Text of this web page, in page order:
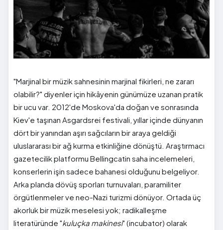
"Marjinal bir müzik sahnesinin marjinal fikirleri, ne zararı
olabilir?" diyenler için hikâyenin günümüze uzanan pratik
bir ucu var. 2012'de Moskova'da doğan ve sonrasında
Kiev'e taşınan Asgardsrei festivali, yıllar içinde dünyanın
dört bir yanından aşırı sağcıların bir araya geldiği
uluslararası bir ağ kurma etkinliğine dönüştü. Araştırmacı
gazetecilik platformu Bellingcatin saha incelemeleri,
konserlerin işin sadece bahanesi olduğunu belgeliyor.
Arka planda dövüş sporları turnuvaları, paramiliter
örgütlenmeler ve neo-Nazi turizmi dönüyor. Ortada üç
akorluk bir müzik meselesi yok; radikalleşme
literatüründe "kuluçka makinesi" (incubator) olarak